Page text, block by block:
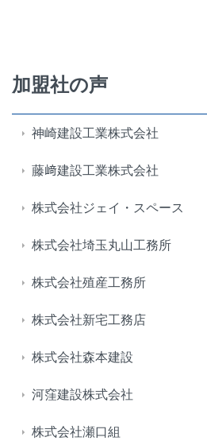
加盟社の声
神崎建設工業株式会社
藤﨑建設工業株式会社
株式会社ジェイ・スペース
株式会社埼玉丸山工務所
株式会社殖産工務所
株式会社新宅工務店
株式会社森本建設
河窪建設株式会社
株式会社瀬口組